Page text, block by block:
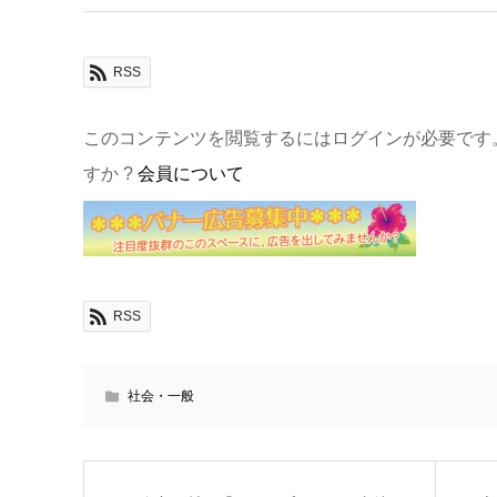
RSS
このコンテンツを閲覧するにはログインが必要で
すか ? 会員について
RSS
社会・一般